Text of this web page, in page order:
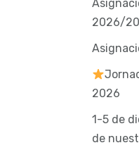
2026/
2026
1-5 de
de